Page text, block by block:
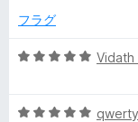
評
中
の
フラグ
5
中
Vidath
5